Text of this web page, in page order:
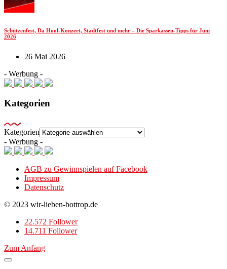
Schützenfest, Da Hool-Konzert, Stadtfest und mehr – Die Sparkassen-Tipps für Juni
2026
26 Mai 2026
- Werbung -
Kategorien
Kategorien
- Werbung -
AGB zu Gewinnspielen auf Facebook
Impressum
Datenschutz
© 2023 wir-lieben-bottrop.de
22.572 Follower
14.711 Follower
Zum Anfang